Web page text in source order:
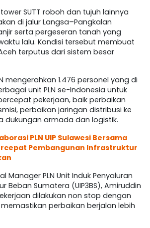
SUTT roboh dan tujuh lainnya
di jalur Langsa–Pangkalan
serta pergeseran tanah yang
lalu. Kondisi tersebut membuat
terputus dari sistem besar
mengerahkan 1.476 personel yang di
unit PLN se-Indonesia untuk
pekerjaan, baik perbaikan
perbaikan jaringan distribusi ke
dukungan armada dan logistik.
PLN UIP Sulawesi Bersama
Pembangunan Infrastruktur
Manager PLN Unit Induk Penyaluran
Beban Sumatera (UIP3BS), Amiruddin
dilakukan non stop dengan
perbaikan berjalan lebih